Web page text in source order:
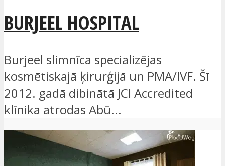
BURJEEL HOSPITAL
Burjeel slimnīca specializējas
kosmētiskajā ķirurģijā un PMA/IVF. Šī
2012. gadā dibinātā JCI Accredited
klīnika atrodas Abū...